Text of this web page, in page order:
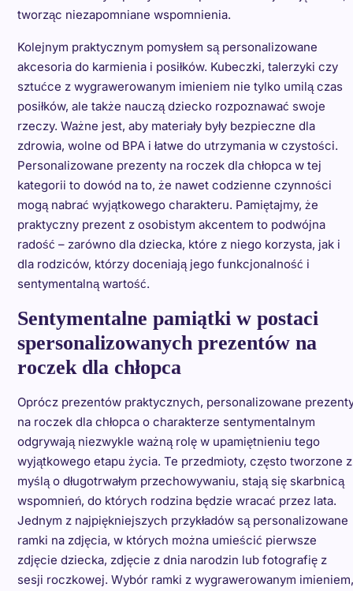
tworząc niezapomniane wspomnienia.
Kolejnym praktycznym pomysłem są personalizowane
akcesoria do karmienia i posiłków. Kubeczki, talerzyki czy
sztućce z wygrawerowanym imieniem nie tylko umilą czas
posiłków, ale także nauczą dziecko rozpoznawać swoje
rzeczy. Ważne jest, aby materiały były bezpieczne dla
zdrowia, wolne od BPA i łatwe do utrzymania w czystości.
Personalizowane prezenty na roczek dla chłopca w tej
kategorii to dowód na to, że nawet codzienne czynności
mogą nabrać wyjątkowego charakteru. Pamiętajmy, że
praktyczny prezent z osobistym akcentem to podwójna
radość – zarówno dla dziecka, które z niego korzysta, jak i
dla rodziców, którzy doceniają jego funkcjonalność i
sentymentalną wartość.
Sentymentalne pamiątki w postaci
spersonalizowanych prezentów na
roczek dla chłopca
Oprócz prezentów praktycznych, personalizowane
na roczek dla chłopca o charakterze sentymentalnym
odgrywają niezwykle ważną rolę w upamiętnieniu tego
wyjątkowego etapu życia. Te przedmioty, często tworzone z
myślą o długotrwałym przechowywaniu, stają się skarbnicą
wspomnień, do których rodzina będzie wracać przez lata.
Jednym z najpiękniejszych przykładów są personalizowane
ramki na zdjęcia, w których można umieścić pierwsze
zdjęcie dziecka, zdjęcie z dnia narodzin lub fotografię z
sesji roczkowej. Wybór ramki z wygrawerowanym imieniem,